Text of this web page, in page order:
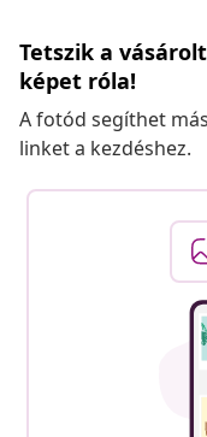
Tetszik a
képet róla!
A fotód segíthet
linket a kezdéshez.